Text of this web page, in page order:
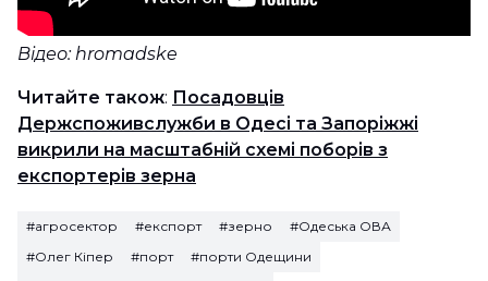
Відео: hromadske
Читайте також: Посадовців
Держспоживслужби в Одесі та Запоріжжі
викрили на масштабній схемі поборів з
експортерів зерна
#агросектор #експорт #зерно
#Одеська ОВА
#Олег Кіпер
#порт
#порти Одещини